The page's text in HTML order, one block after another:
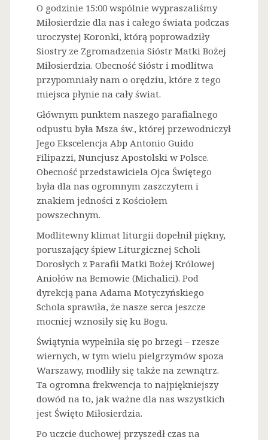
O godzinie 15:00 wspólnie wypraszaliśmy
Miłosierdzie dla nas i całego świata podczas
uroczystej Koronki, którą poprowadziły
Siostry ze Zgromadzenia Sióstr Matki Bożej
Miłosierdzia. Obecność Sióstr i modlitwa
przypomniały nam o orędziu, które z tego
miejsca płynie na cały świat.
Głównym punktem naszego parafialnego
odpustu była Msza św., której przewodniczył
Jego Ekscelencja Abp Antonio Guido
Filipazzi, Nuncjusz Apostolski w Polsce.
Obecność przedstawiciela Ojca Świętego
była dla nas ogromnym zaszczytem i
znakiem jedności z Kościołem
powszechnym.
Modlitewny klimat liturgii dopełnił piękny,
poruszający śpiew Liturgicznej Scholi
Dorosłych z Parafii Matki Bożej Królowej
Aniołów na Bemowie (Michalici). Pod
dyrekcją pana Adama Motyczyńskiego
Schola sprawiła, że nasze serca jeszcze
mocniej wznosiły się ku Bogu.
Świątynia wypełniła się po brzegi – rzesze
wiernych, w tym wielu pielgrzymów spoza
Warszawy, modliły się także na zewnątrz.
Ta ogromna frekwencja to najpiękniejszy
dowód na to, jak ważne dla nas wszystkich
jest Święto Miłosierdzia.
Po uczcie duchowej przyszedł czas na